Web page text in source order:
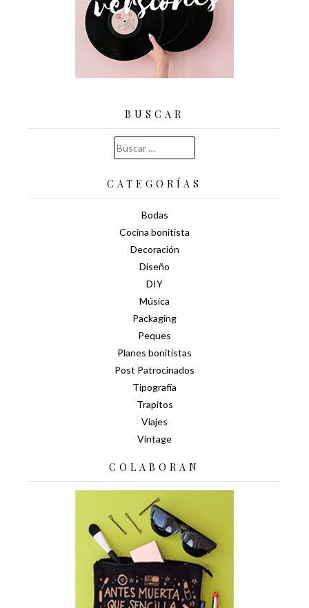
BUSCAR
Buscar:
CATEGORÍAS
Bodas
Cocina bonitista
Decoración
Diseño
DIY
Música
Packaging
Peques
Planes bonitistas
Post Patrocinados
Tipografía
Trapitos
Viajes
Vintage
COLABORAN